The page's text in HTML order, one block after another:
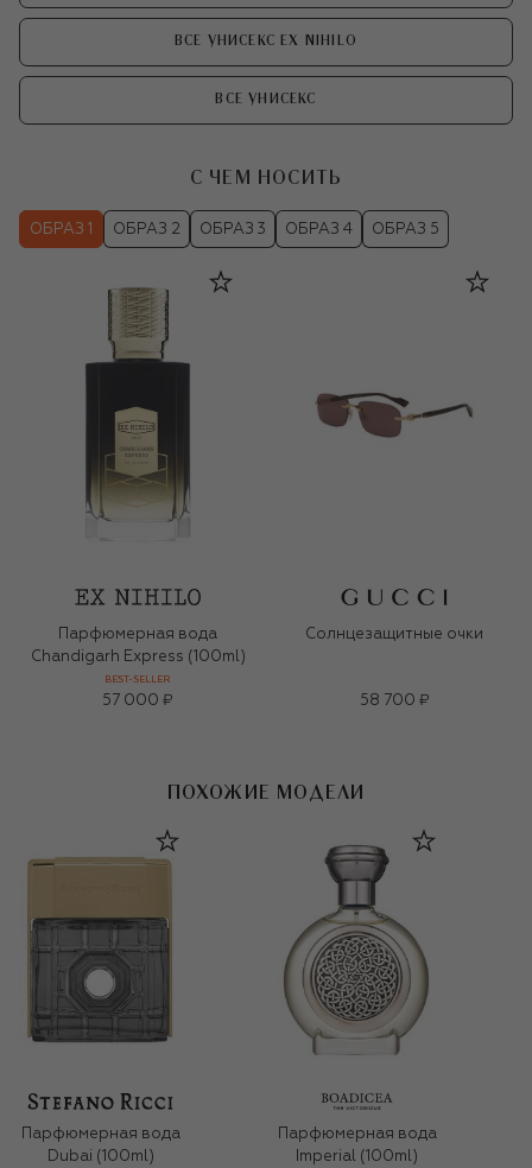
ВСЕ УНИСЕКС EX NIHILO
ВСЕ УНИСЕКС
С ЧЕМ НОСИТЬ
ОБРАЗ 1 ОБРАЗ 2 ОБРАЗ 3 ОБРАЗ 4 ОБРАЗ 5
Парфюмерная вода
Chandigarh Express (100ml)
BEST-SELLER
57 000 ₽
Солнцезащитные очки
58 700 ₽
ПОХОЖИЕ МОДЕЛИ
Парфюмерная вода
Dubai (100ml)
Парфюмерная вода
Imperial (100ml)